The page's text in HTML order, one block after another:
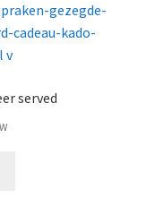
served